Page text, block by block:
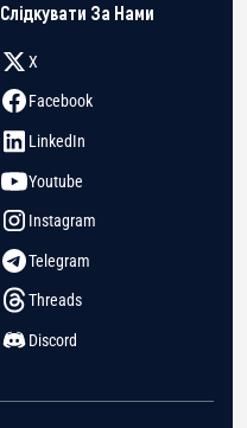
Слідкувати За Нами
X
Facebook
LinkedIn
Youtube
Instagram
Telegram
Threads
Discord